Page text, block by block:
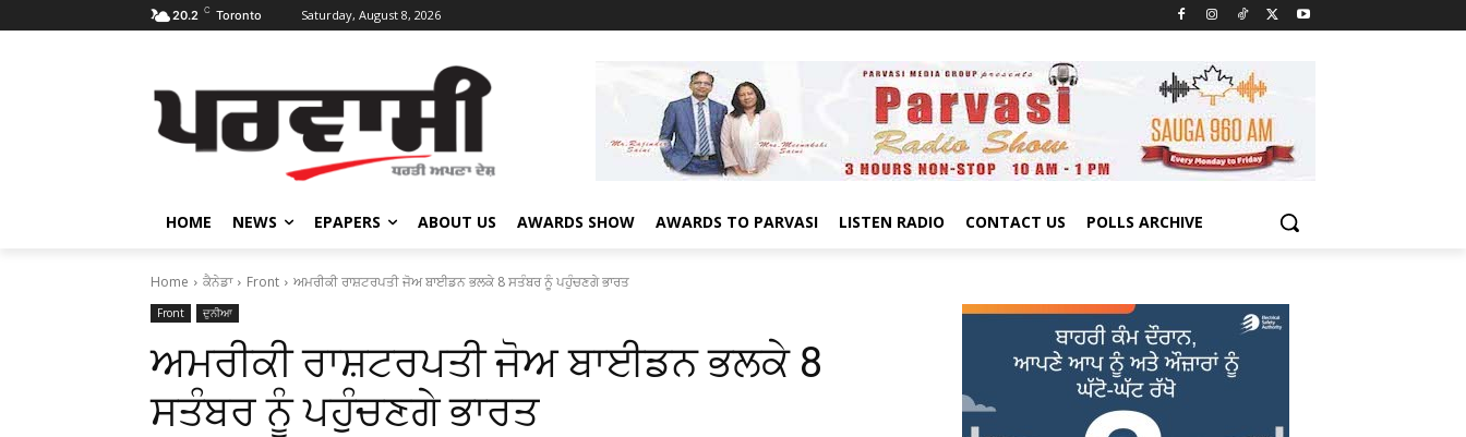
20.2 C Toronto Saturday, August 8, 2026
HOME NEWS EPAPERS ABOUT US AWARDS SHOW AWARDS TO PARVASI LISTEN RADIO CONTACT US POLLS ARCHIVE
Home ਕੈਨੇਡਾ Front ਅਮਰੀਕੀ ਰਾਸ਼ਟਰਪਤੀ ਜੋਅ ਬਾਈਡਨ ਭਲਕੇ 8 ਸਤੰਬਰ ਨੂੰ ਪਹੁੰਚਣਗੇ ਭਾਰਤ
Front ਦੁਨੀਆ
ਅਮਰੀਕੀ ਰਾਸ਼ਟਰਪਤੀ ਜੋਅ ਬਾਈਡਨ ਭਲਕੇ 8
ਸਤੰਬਰ ਨੂੰ ਪਹੁੰਚਣਗੇ ਭਾਰਤ